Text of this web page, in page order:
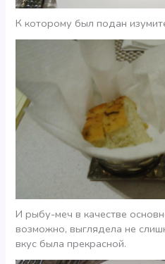
К которому был подан
И рыбу-меч в качестве
возможно, выглядела не
вкус была прекрасной.